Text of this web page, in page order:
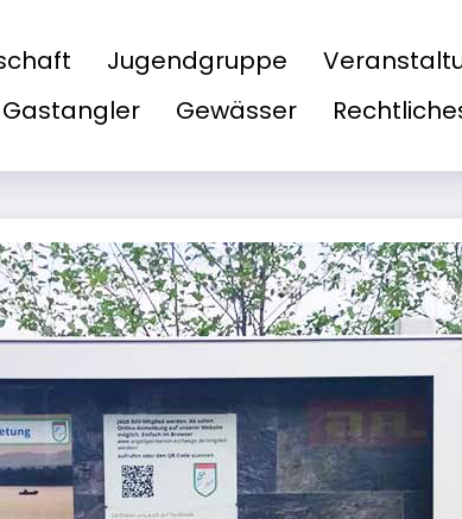
Jugendgruppe
Gastangler Gewässer